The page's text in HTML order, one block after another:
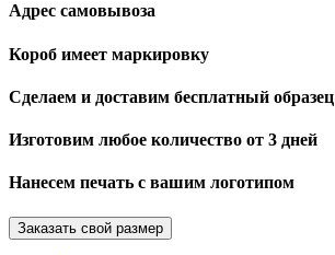
Адрес самовывоза
Короб имеет маркировку
Сделаем и доставим бесплатный образец
Изготовим любое количество от 3 дней
Нанесем печать с вашим логотипом
Заказать свой размер